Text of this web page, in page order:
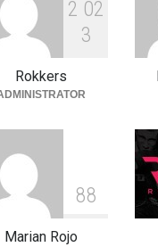
2 02
3
Rokkers
88
Marian Rojo